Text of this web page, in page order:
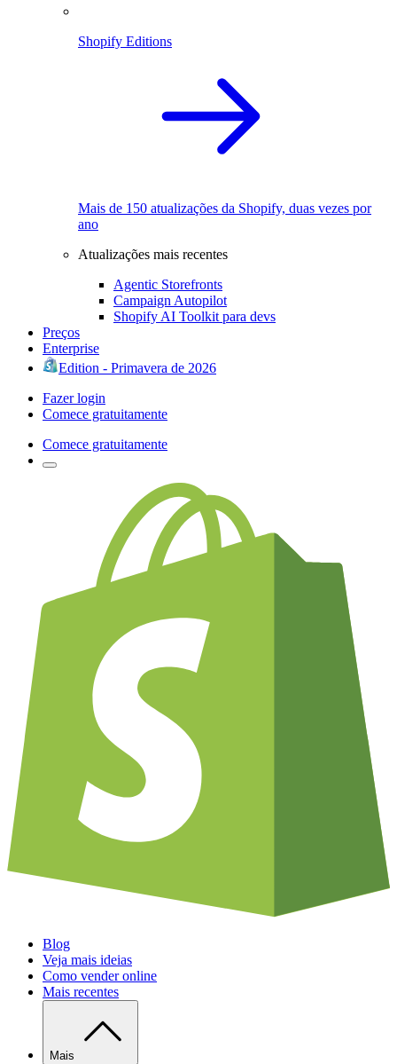
Shopify Editions
Mais de 150 atualizações da Shopify, duas vezes por
ano
Atualizações mais recentes
Agentic Storefronts
Campaign Autopilot
Shopify AI Toolkit para devs
Preços
Enterprise
Edition - Primavera de 2026
Fazer login
Comece gratuitamente
Comece gratuitamente
Blog
Veja mais ideias
Como vender online
Mais recentes
Mais